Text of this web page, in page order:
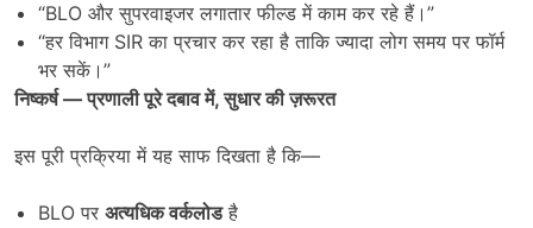
“BLO और सुपरवाइजर लगातार फील्ड में काम कर रहे हैं।”
“हर विभाग SIR का प्रचार कर रहा है ताकि ज्यादा लोग समय पर फॉर्म
भर सकें।”
निष्कर्ष—प्रणाली पूरे दबाव में,सुधार की ज़रूरत
इस पूरी प्रक्रिया में यह साफ दिखता है कि—
BLO पर अत्यधिक वर्कलोडहै